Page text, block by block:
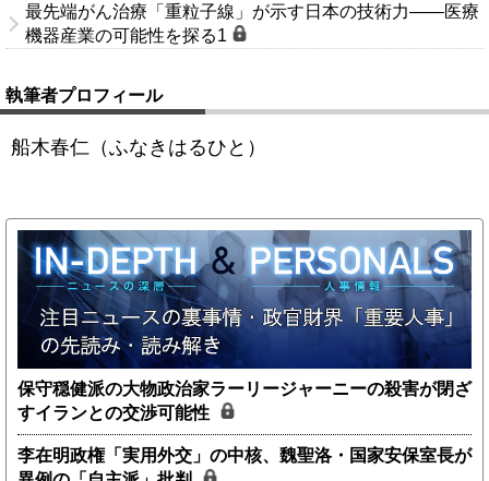
最先端がん治療「重粒子線」が示す日本の技術力――医療
機器産業の可能性を探る1
執筆者プロフィール
船木春仁（ふなきはるひと）
保守穏健派の大物政治家ラーリージャーニーの殺害が閉ざ
すイランとの交渉可能性
李在明政権「実用外交」の中核、魏聖洛・国家安保室長が